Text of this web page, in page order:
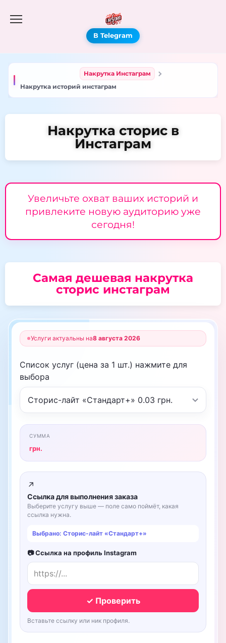
В Telegram
Накрутка Инстаграм
Накрутка историй инстаграм
Накрутка сторис в
Инстаграм
Увеличьте охват ваших историй и
привлеките новую аудиторию уже
сегодня!
Самая дешевая накрутка
сторис инстаграм
Услуги актуальны на8 августа 2026
Список услуг (цена за 1 шт.) нажмите для
выбора
СУММА
грн.
↗
Ссылка для выполнения заказа
Выберите услугу выше — поле само поймёт, какая
ссылка нужна.
Выбрано: Сторис-лайт «Стандарт+»
📷 Ссылка на профиль Instagram
✓ Проверить
Вставьте ссылку или ник профиля.